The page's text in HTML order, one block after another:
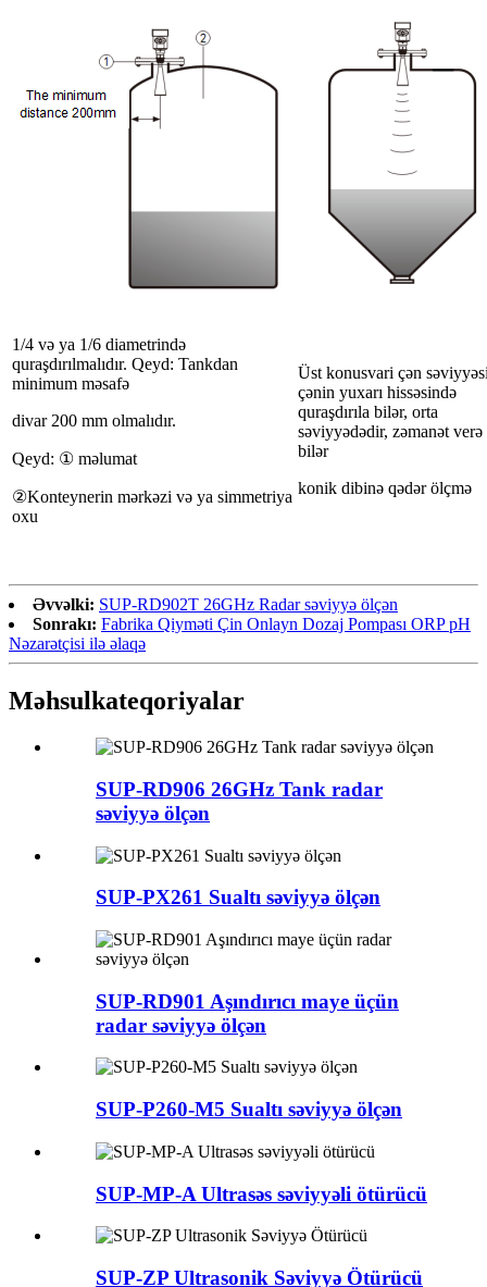
1/4 və ya 1/6 diametrində
quraşdırılmalıdır. Qeyd: Tankdan
minimum məsafə
divar 200 mm olmalıdır.
Qeyd: ① məlumat
②Konteynerin mərkəzi və ya simmetriya
oxu
Üst konusvari çən
çənin yuxarı hissəsində
quraşdırıla bilər, orta
səviyyədədir, zəmanət verə
bilər
konik dibinə qədər ölçmə
Əvvəlki: SUP-RD902T 26GHz Radar səviyyə ölçən
Sonrakı: Fabrika Qiyməti Çin Onlayn Dozaj Pompası ORP pH
Nəzarətçisi ilə əlaqə
Məhsulkateqoriyalar
SUP-RD906 26GHz Tank radar
səviyyə ölçən
SUP-PX261 Sualtı səviyyə ölçən
SUP-RD901 Aşındırıcı maye üçün
radar səviyyə ölçən
SUP-P260-M5 Sualtı səviyyə ölçən
SUP-MP-A Ultrasəs səviyyəli ötürücü
SUP-ZP Ultrasonik Səviyyə Ötürücü